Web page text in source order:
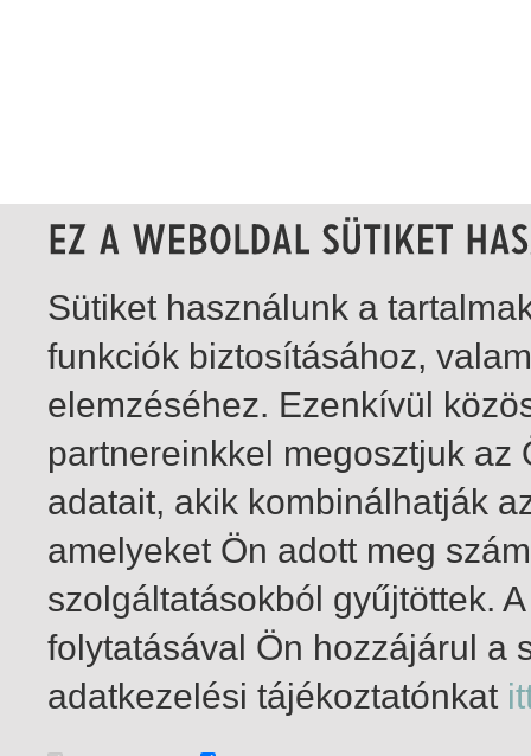
1-5 / összesen 5 találat
Sütiket használunk a
funkciók biztosításához,
elemzéséhez. Ezenkívül
partnereinkkel megosztjuk
adatait, akik kombinálhatják
amelyeket Ön adott meg
szolgáltatásokból gyűjtöttek.
folytatásával Ön hozzájárul a
adatkezelési tájékoztatónkat